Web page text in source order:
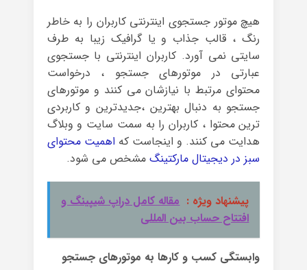
هیچ موتور جستجوی اینترنتی کاربران را به خاطر
رنگ ، قالب جذاب و یا گرافیک زیبا به طرف
سایتی نمی آورد. کاربران اینترنتی با جستجوی
عبارتی در موتورهای جستجو ، درخواست
محتوای مرتبط با نیازشان می کنند و موتورهای
جستجو به دنبال بهترین ،جدیدترین و کاربردی
ترین محتوا ، کاربران را به سمت سایت و وبلاگ
هدایت می کنند. و اینجاست که اهمیت محتوای
سبز در دیجیتال مارکتینگمشخص می شود.
پیشنهاد ویژه : مقاله کامل دراپ شیپینگ و
افتتاح حساب بین المللی
وابستگی کسب و کارها به موتورهای جستجو